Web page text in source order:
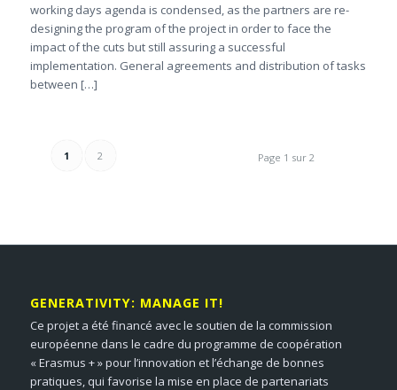
working days agenda is condensed, as the partners are re-
designing the program of the project in order to face the
impact of the cuts but still assuring a successful
implementation. General agreements and distribution of tasks
between […]
Page 1 sur 2
1 2
GENERATIVITY: MANAGE IT!
Ce projet a été financé avec le soutien de la commission
européenne dans le cadre du programme de coopération
« Erasmus + » pour l’innovation et l’échange de bonnes
pratiques, qui favorise la mise en place de partenariats